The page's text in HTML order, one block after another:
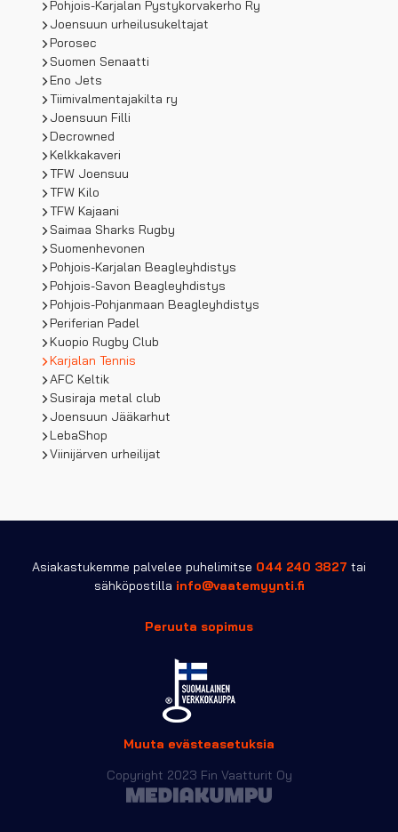
Pohjois-Karjalan Pystykorvakerho Ry
Joensuun urheilusukeltajat
Porosec
Suomen Senaatti
Eno Jets
Tiimivalmentajakilta ry
Joensuun Filli
Decrowned
Kelkkakaveri
TFW Joensuu
TFW Kilo
TFW Kajaani
Saimaa Sharks Rugby
Suomenhevonen
Pohjois-Karjalan Beagleyhdistys
Pohjois-Savon Beagleyhdistys
Pohjois-Pohjanmaan Beagleyhdistys
Periferian Padel
Kuopio Rugby Club
Karjalan Tennis
AFC Keltik
Susiraja metal club
Joensuun Jääkarhut
LebaShop
Viinijärven urheilijat
Asiakastukemme palvelee puhelimitse 044 240 3827 tai
sähköpostilla info@vaatemyynti.fi
Peruuta sopimus
Muuta evästeasetuksia
Copyright 2023 Fin Vaatturit Oy